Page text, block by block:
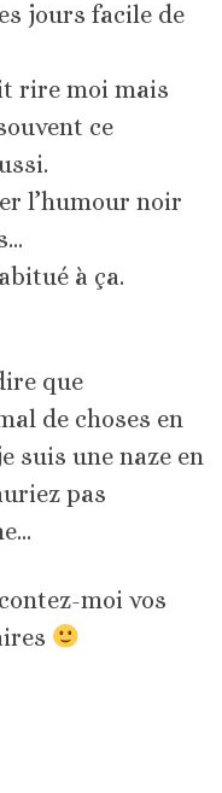
jours facile de
rire moi mais
ce
l’humour noir
à ça.
que
de choses en
suis une naze en
pas
moi vos